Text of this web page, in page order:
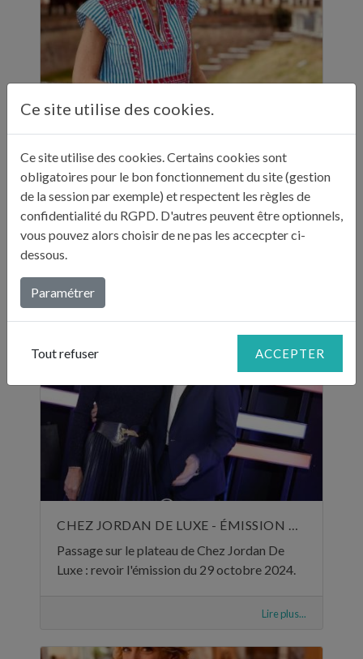
"Sur ses réseaux, Julie Andrieu nous emmène
en Italie pendant cinq semaines à la
découverte de différentes villes. Entre
adresses culturelles, musées, ...
Passage sur le plateau de Chez Jordan De
Luxe : revoir l'émission du 29 octobre 2024.
Lire plus...
Ce site utilise des cookies.
Ce site utilise des cookies. Certains cookies sont
obligatoires pour le bon fonctionnement du site (gestion
de la session par exemple) et respectent les règles de
confidentialité du RGPD. D'autres peuvent être optionnels,
vous pouvez alors choisir de ne pas les accecpter ci-
dessous.
Paramétrer
Tout refuser ACCEPTER